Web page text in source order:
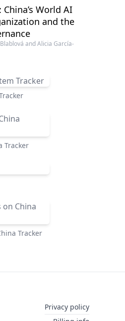
China’s World AI
and the
and Alicia García-
Tracker
Tracker
Privacy policy